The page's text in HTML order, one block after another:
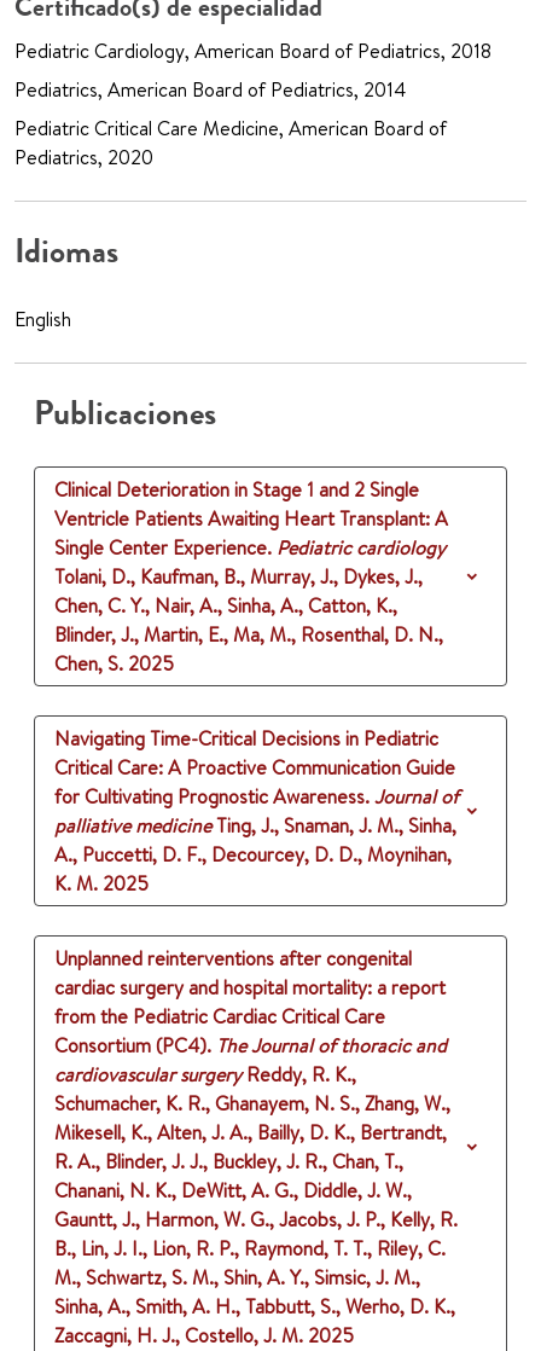
Pediatric Cardiology, American Board of Pediatrics, 2018
Pediatrics, American Board of Pediatrics, 2014
Pediatric Critical Care Medicine, American Board of
Pediatrics, 2020
Idiomas
English
Publicaciones
Clinical Deterioration in Stage 1 and 2 Single
Ventricle Patients Awaiting Heart Transplant: A
Single Center Experience. Pediatric cardiology
Tolani, D., Kaufman, B., Murray, J., Dykes, J.,
Chen, C. Y., Nair, A., Sinha, A., Catton, K.,
Blinder, J., Martin, E., Ma, M., Rosenthal, D. N.,
Chen, S. 2025
Navigating Time-Critical Decisions in Pediatric
Critical Care: A Proactive Communication Guide
for Cultivating Prognostic Awareness.Journal of
palliative medicineTing, J., Snaman, J. M., Sinha,
A., Puccetti, D. F., Decourcey, D. D., Moynihan,
K. M. 2025
Unplanned reinterventions after congenital
cardiac surgery and hospital mortality: a report
from the Pediatric Cardiac Critical Care
Consortium (PC4). The Journal of thoracic and
cardiovascular surgery Reddy, R. K.,
Schumacher, K. R., Ghanayem, N. S., Zhang, W.,
Mikesell, K., Alten, J. A., Bailly, D. K., Bertrandt,
R. A., Blinder, J. J., Buckley, J. R., Chan, T.,
Chanani, N. K., DeWitt, A. G., Diddle, J. W.,
Gauntt, J., Harmon, W. G., Jacobs, J. P., Kelly, R.
B., Lin, J. I., Lion, R. P., Raymond, T. T., Riley, C.
M., Schwartz, S. M., Shin, A. Y., Simsic, J. M.,
Sinha, A., Smith, A. H., Tabbutt, S., Werho, D. K.,
Zaccagni, H. J., Costello, J. M. 2025